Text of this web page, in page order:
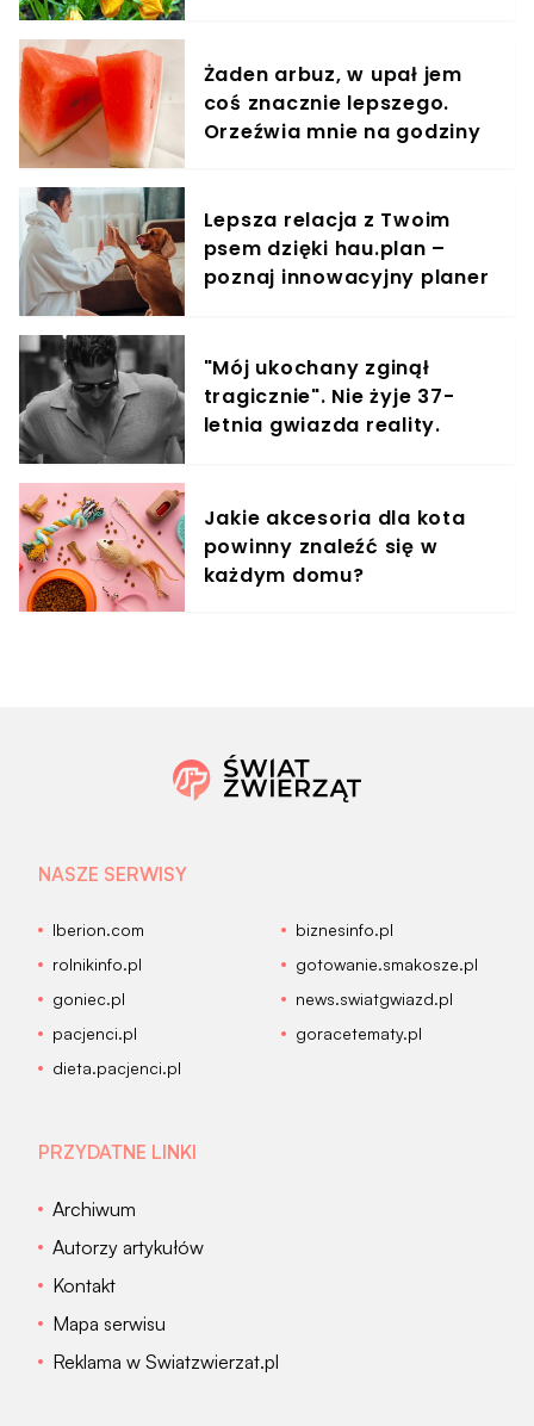
Żaden arbuz, w upał jem
coś znacznie lepszego.
Orzeźwia mnie na godziny
Lepsza relacja z Twoim
psem dzięki hau.plan –
poznaj innowacyjny planer
"Mój ukochany zginął
tragicznie". Nie żyje 37-
letnia gwiazda reality.
Jakie akcesoria dla kota
powinny znaleźć się w
każdym domu?
NASZE SERWISY
Iberion.com
biznesinfo.pl
rolnikinfo.pl
gotowanie.smakosze.pl
goniec.pl
news.swiatgwiazd.pl
pacjenci.pl
goracetematy.pl
dieta.pacjenci.pl
PRZYDATNE LINKI
Archiwum
Autorzy artykułów
Kontakt
Mapa serwisu
Reklama w Swiatzwierzat.pl